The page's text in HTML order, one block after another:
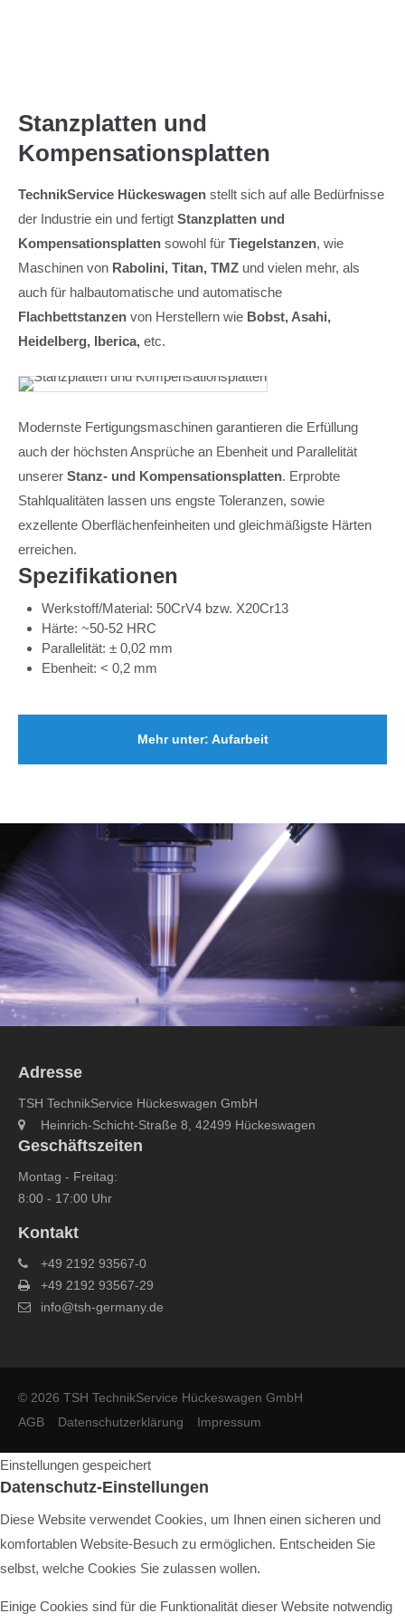
Stanzplatten und
Kompensationsplatten
TechnikService Hückeswagen stellt sich auf alle Bedürfnisse
der Industrie ein und fertigt Stanzplatten und
Kompensationsplatten sowohl für Tiegelstanzen, wie
Maschinen von Rabolini, Titan, TMZ und vielen mehr, als
auch für halbautomatische und automatische
Flachbettstanzen von Herstellern wie Bobst, Asahi,
Heidelberg, Iberica, etc.
Modernste Fertigungsmaschinen garantieren die Erfüllung
auch der höchsten Ansprüche an Ebenheit und Parallelität
unserer Stanz- und Kompensationsplatten. Erprobte
Stahlqualitäten lassen uns engste Toleranzen, sowie
exzellente Oberflächenfeinheiten und gleichmäßigste Härten
erreichen.
Spezifikationen
Werkstoff/Material: 50CrV4 bzw. X20Cr13
Härte: ~50-52 HRC
Parallelität: ± 0,02 mm
Ebenheit: < 0,2 mm
Mehr unter: Aufarbeit
Adresse
TSH TechnikService Hückeswagen GmbH
Heinrich-Schicht-Straße 8, 42499 Hückeswagen
Geschäftszeiten
Montag - Freitag:
8:00 - 17:00 Uhr
Kontakt
+49 2192 93567-0
+49 2192 93567-29
info@tsh-germany.de
© 2026 TSH TechnikService Hückeswagen GmbH
AGB
Datenschutzerklärung Impressum
Einstellungen gespeichert
Datenschutz-Einstellungen
Diese Website verwendet Cookies, um Ihnen einen sicheren und
komfortablen Website-Besuch zu ermöglichen. Entscheiden Sie
selbst, welche Cookies Sie zulassen wollen.
Einige Cookies sind für die Funktionalität dieser Website notwendig